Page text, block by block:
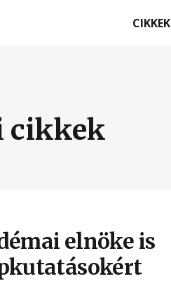
CIKKEK
cikkek
elnöke is